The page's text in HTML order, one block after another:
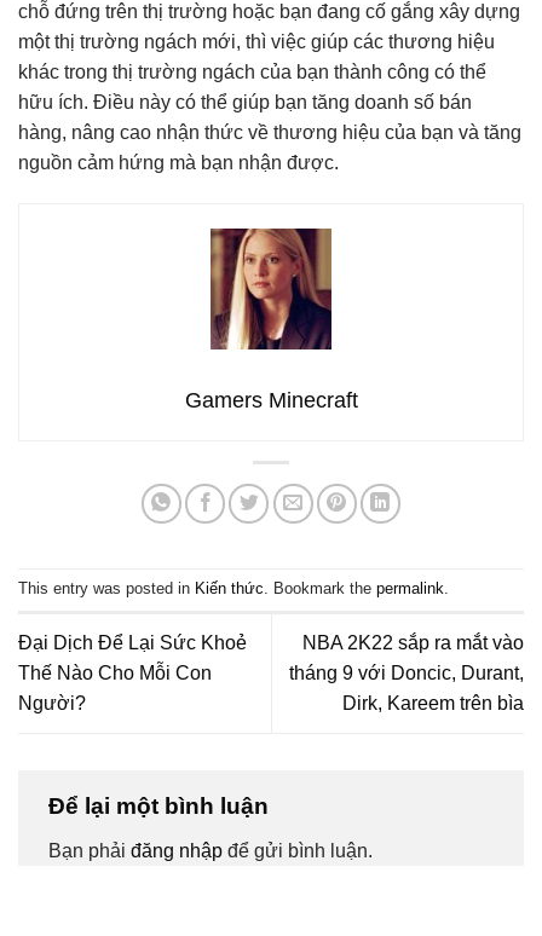
chỗ đứng trên thị trường hoặc bạn đang cố gắng xây dựng
một thị trường ngách mới, thì việc giúp các thương hiệu
khác trong thị trường ngách của bạn thành công có thể
hữu ích. Điều này có thể giúp bạn tăng doanh số bán
hàng, nâng cao nhận thức về thương hiệu của bạn và tăng
nguồn cảm hứng mà bạn nhận được.
Gamers Minecraft
This entry was posted in Kiến thức. Bookmark the permalink.
Đại Dịch Để Lại Sức Khoẻ
Thế Nào Cho Mỗi Con
Người?
NBA 2K22 sắp ra mắt vào
tháng 9 với Doncic, Durant,
Dirk, Kareem trên bìa
Để lại một bình luận
Bạn phải đăng nhập để gửi bình luận.